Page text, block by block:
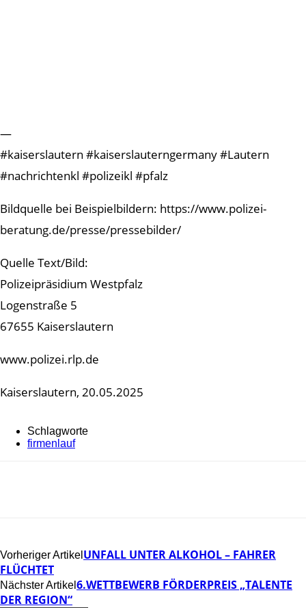
—
#kaiserslautern #kaiserslauterngermany #Lautern
#nachrichtenkl #polizeikl #pfalz
Bildquelle bei Beispielbildern: https://www.polizei-
beratung.de/presse/pressebilder/
Quelle Text/Bild:
Polizeipräsidium Westpfalz
Logenstraße 5
67655 Kaiserslautern
www.polizei.rlp.de
Kaiserslautern, 20.05.2025
Schlagworte
firmenlauf
Vorheriger Artikel UNFALL UNTER ALKOHOL – FAHRER
FLÜCHTET
Nächster Artikel 6.WETTBEWERB FÖRDERPREIS „TALENTE
DER REGION“